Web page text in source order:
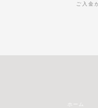
ご入金
ホーム